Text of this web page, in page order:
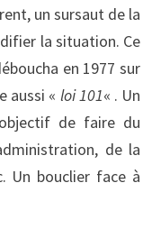
un sursaut de la
la situation. Ce
en 1977 sur
aussi « loi 101« . Un
de faire du
de la
Un bouclier face à